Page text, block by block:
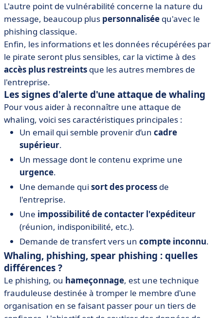
L'autre point de vulnérabilité concerne la nature du
message, beaucoup plus personnalisée qu'avec le
phishing classique.
Enfin, les informations et les données récupérées par
le pirate seront plus sensibles, car la victime à des
accès plus restreints que les autres membres de
l'entreprise.
Les signes d'alerte d'une attaque de whaling
Pour vous aider à reconnaître une attaque de
whaling, voici ses caractéristiques principales :
Un email qui semble provenir d’un cadre
supérieur.
Un message dont le contenu exprime une
urgence.
Une demande qui sort des process de
l'entreprise.
Une impossibilité de contacter l'expéditeur
(réunion, indisponibilité, etc.).
Demande de transfert vers un compte inconnu.
Whaling, phishing, spear phishing : quelles
différences ?
Le phishing, ou hameçonnage, est une technique
frauduleuse destinée à tromper le membre d'une
organisation en se faisant passer pour un tiers de